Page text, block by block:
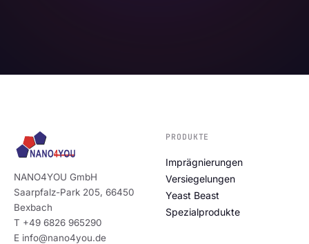
NANO4YOU GmbH
Saarpfalz-Park 205, 66450
Bexbach
T +49 6826 965290
E info@nano4you.de
PRODUKTE
Imprägnierungen
Versiegelungen
Yeast Beast
Spezialprodukte